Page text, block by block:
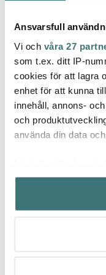
Ansvarsfull
Vi och våra 27
som t.ex. ditt IP-
cookies för att lagra
enhet för att kunna
innehåll, annons-
och
använda din data
Samla in
kan ha en
Identifiera din
Ta reda på mer om
Du kan ändra eller
Kitchenaid
KitchenAid
Matberedare 2,1 L
5KFP0921 Röd
2557 kr
Låt dig